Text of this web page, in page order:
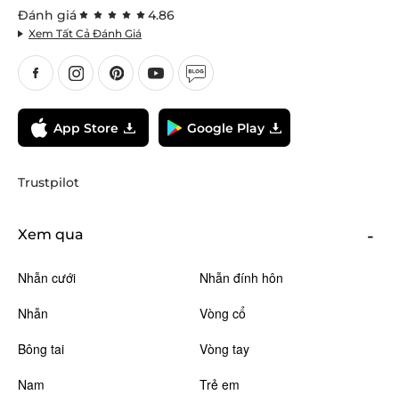
Đánh giá 4.86
Xem Tất Cả Đánh Giá
App Store Google Play
Trustpilot
Xem qua
Nhẫn cưới
Nhẫn đính hôn
Nhẫn
Vòng cổ
Bông tai
Vòng tay
Nam
Trẻ em